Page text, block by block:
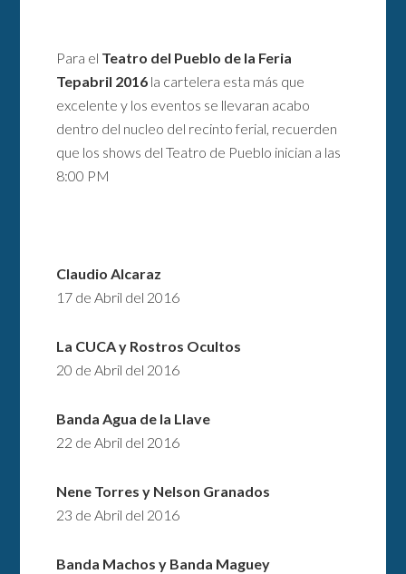
Para el Teatro del Pueblo de la Feria
Tepabril 2016 la cartelera esta más que
excelente y los eventos se llevaran acabo
dentro del nucleo del recinto ferial, recuerden
que los shows del Teatro de Pueblo inician a las
8:00 PM
Claudio Alcaraz
17 de Abril del 2016
La CUCA y Rostros Ocultos
20 de Abril del 2016
Banda Agua de la Llave
22 de Abril del 2016
Nene Torres y Nelson Granados
23 de Abril del 2016
Banda Machos y Banda Maguey